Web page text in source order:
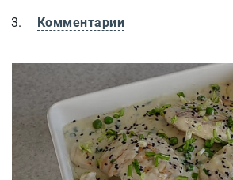
Комментарии
Куриные грудки в сливках с зеленью